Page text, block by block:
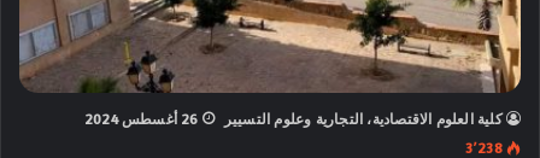
كلية العلوم الاقتصادية، التجارية وعلوم التسيير
26 أغسطس 2024
3٬238